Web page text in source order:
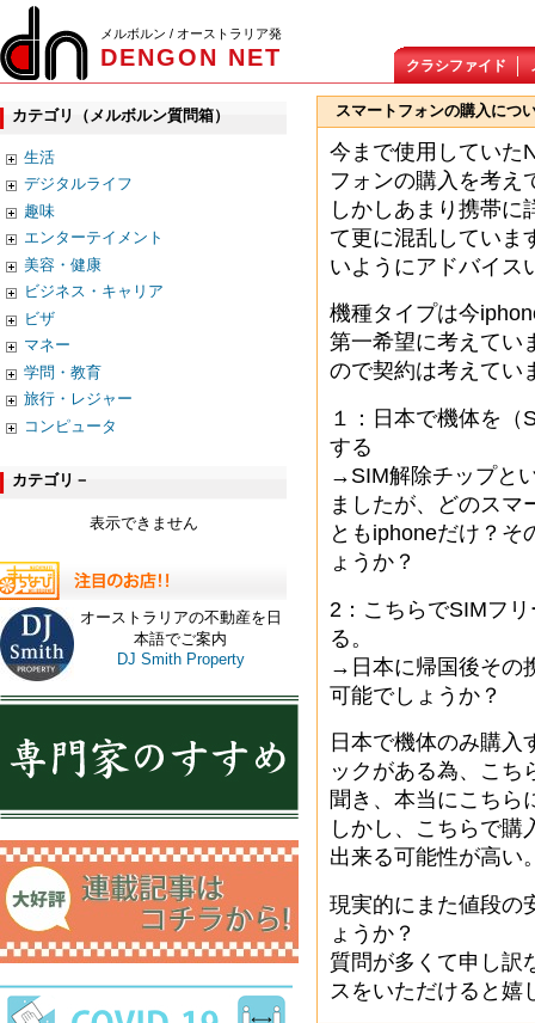
メルボルン / オーストラリア発
DENGON NET クラシファイド
カテゴリ（メルボルン質問箱）
生活
デジタルライフ
趣味
エンターテイメント
美容・健康
ビジネス・キャリア
ビザ
マネー
学問・教育
旅行・レジャー
コンピュータ
カテゴリ－
表示できません
オーストラリアの不動産を日
本語でご案内
DJ Smith Property
スマートフォンの購入につ
今まで使用していた
フォンの購入を考え
しかしあまり携帯に
て更に混乱していま
いようにアドバイス
機種タイプは今
第一希望に考えてい
ので契約は考えてい
１：日本で機体を
する
→SIM解除チップと
ましたが、どのスマ
ともiphoneだけ？そ
ょうか？
2：こちらでSIMフ
る。
→日本に帰国後その
可能でしょうか？
日本で機体のみ購入
ックがある為、こち
聞き、本当にこちら
しかし、こちらで購
出来る可能性が高い
現実的にまた値段の
ょうか？
質問が多くて申し訳
スをいただけると嬉